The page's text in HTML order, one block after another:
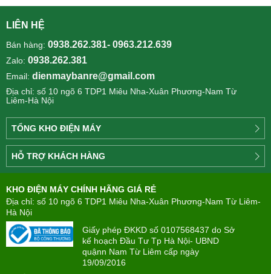
LIÊN HỆ
Bán hàng: 0938.262.381- 0963.212.639
Zalo: 0938.262.381
Email: dienmaybanre@gmail.com
Địa chỉ: số 10 ngõ 6 TDP1 Miêu Nha-Xuân Phương-Nam Từ
Liêm-Hà Nội
TỔNG KHO ĐIỆN MÁY
Công
ty
Điện
TÂN
PHONG(8:00
-
22:00)
HỖ TRỢ KHÁCH HÀNG
hiểu
về
mua
trả
góp
KHO ĐIỆN MÁY CHÍNH HÃNG GIÁ RẺ
Địa chỉ: số 10 ngõ 6 TDP1 Miêu Nha-Xuân Phương-Nam Từ Liêm-
Hà Nội
Giấy phép ĐKKD số 0107568437 do Sở
kế hoạch Đầu Tư Tp Hà Nội- UBND
quậnn Nam Từ Liêm cấp ngày
19/09/2016